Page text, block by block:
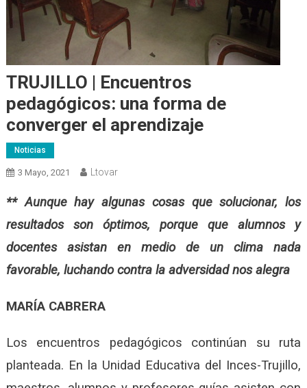
TRUJILLO | Encuentros
pedagógicos: una forma de
converger el aprendizaje
Noticias
3 Mayo, 2021 Ltovar
** Aunque hay algunas cosas que solucionar, los
resultados son óptimos, porque que alumnos y
docentes asistan en medio de un clima nada
favorable, luchando contra la adversidad nos alegra
MARÍA CABRERA
Los encuentros pedagógicos continúan su ruta
planteada. En la Unidad Educativa del Inces-Trujillo,